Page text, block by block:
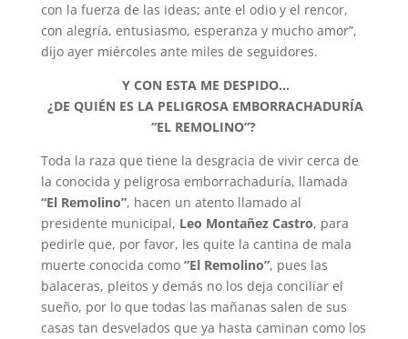
con la fuerza de las ideas; ante el odio y el rencor,
con alegría, entusiasmo, esperanza y mucho amor”,
dijo ayer miércoles ante miles de seguidores.
Y CON ESTA ME DESPIDO...
¿DE QUIÉN ES LA PELIGROSA EMBORRACHADURÍA
“EL REMOLINO”?
Toda la raza que tiene la desgracia de vivir cerca de
la conocida y peligrosa emborrachaduría, llamada
“El Remolino”, hacen un atento llamado al
presidente municipal, Leo Montañez Castro, para
pedirle que, por favor, les quite la cantina de mala
muerte conocida como “El Remolino”, pues las
balaceras, pleitos y demás no los deja conciliar el
sueño, por lo que todas las mañanas salen de sus
casas tan desvelados que ya hasta caminan como los